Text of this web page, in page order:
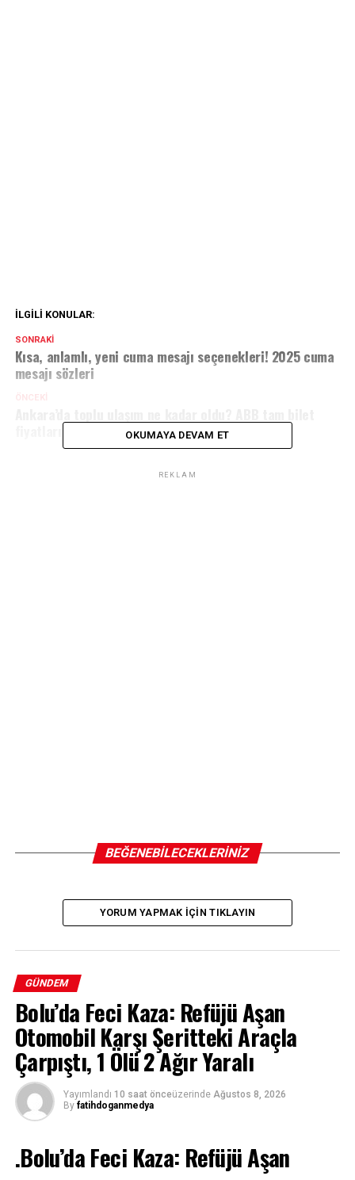
İLGILI KONULAR:
SONRAKI
Kısa, anlamlı, yeni cuma mesajı seçenekleri! 2025 cuma
mesajı sözleri
ÖNCEKI
OKUMAYA DEVAM ET
REKLAM
BEĞENEBILECEKLERINIZ
YORUM YAPMAK IÇIN TIKLAYIN
GÜNDEM
Bolu’da Feci Kaza: Refüjü Aşan
Otomobil Karşı Şeritteki Araçla
Çarpıştı, 1 Ölü 2 Ağır Yaralı
Yayımlandı 10 saat önceüzerinde Ağustos 8, 2026
By fatihdoganmedya
.Bolu’da Feci Kaza: Refüjü Aşan